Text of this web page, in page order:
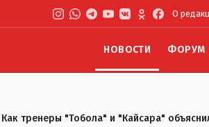
О
НОВОСТИ ФОРУМ
тренеры "Тобола" и "Кайсара"